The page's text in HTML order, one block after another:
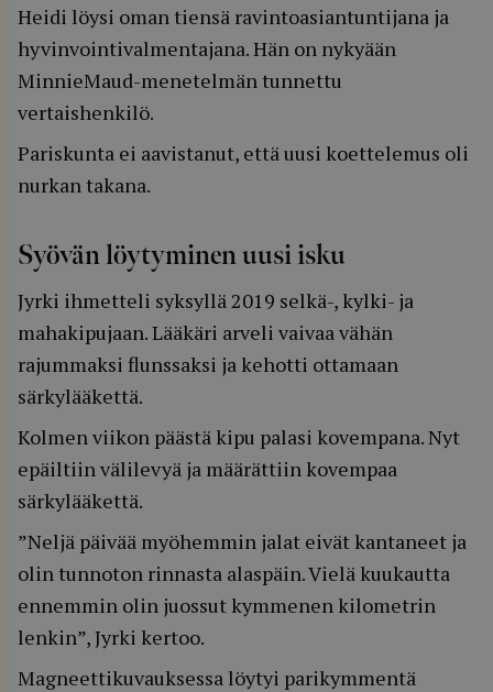
Heidi löysi oman tiensä ravintoasiantuntijana ja
hyvinvointivalmentajana. Hän on nykyään
MinnieMaud-menetelmän tunnettu
vertaishenkilö.
Pariskunta ei aavistanut, että uusi koettelemus oli
nurkan takana.
Syövän löytyminen uusi isku
Jyrki ihmetteli syksyllä 2019 selkä-, kylki- ja
mahakipujaan. Lääkäri arveli vaivaa vähän
rajummaksi flunssaksi ja kehotti ottamaan
särkylääkettä.
Kolmen viikon päästä kipu palasi kovempana. Nyt
epäiltiin välilevyä ja määrättiin kovempaa
särkylääkettä.
”Neljä päivää myöhemmin jalat eivät kantaneet ja
olin tunnoton rinnasta alaspäin. Vielä kuukautta
ennemmin olin juossut kymmenen kilometrin
lenkin”, Jyrki kertoo.
Magneettikuvauksessa löytyi parikymmentä